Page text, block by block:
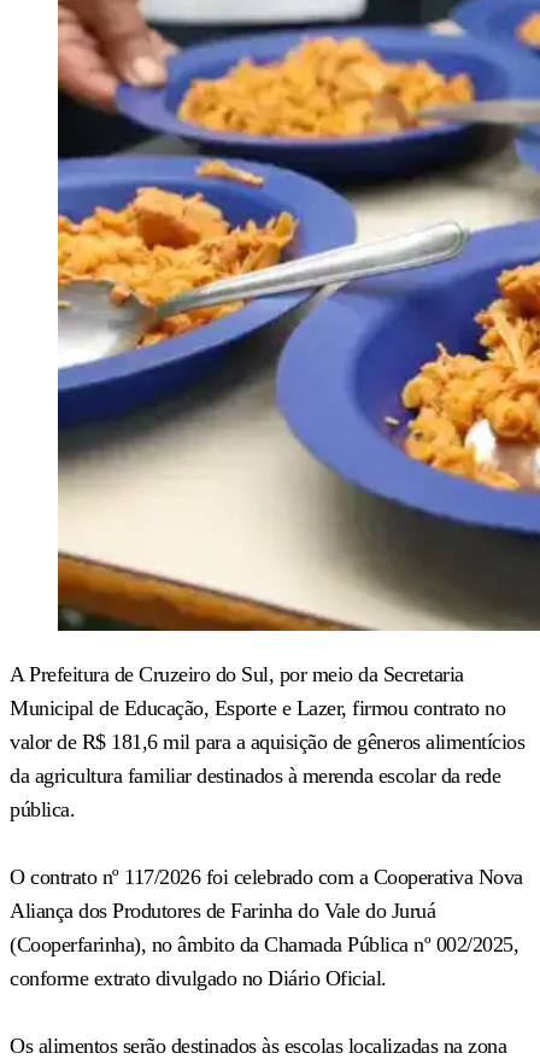
A Prefeitura de Cruzeiro do Sul, por meio da Secretaria
Municipal de Educação, Esporte e Lazer, firmou contrato no
valor de R$ 181,6 mil para a aquisição de gêneros alimentícios
da agricultura familiar destinados à merenda escolar da rede
pública.
O contrato nº 117/2026 foi celebrado com a Cooperativa Nova
Aliança dos Produtores de Farinha do Vale do Juruá
(Cooperfarinha), no âmbito da Chamada Pública nº 002/2025,
conforme extrato divulgado no Diário Oficial.
Os alimentos serão destinados às escolas localizadas na zona